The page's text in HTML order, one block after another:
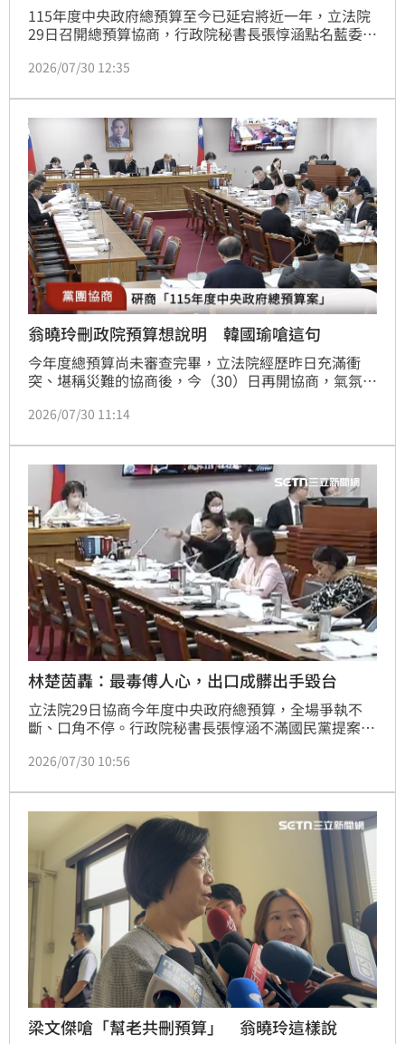
115年度中央政府總預算至今已延宕將近一年，立法院
29日召開總預算協商，行政院秘書長張惇涵點名藍委翁
不滿拍桌甚至當眾飆粗口「他X的」，引爆衝突。對
商過程中爆粗口、辱罵行政團隊，其惡形惡狀，就是不
折不扣的「國會流氓」。
2026/07/30 12:35
翁曉玲刪政院預算想說明 韓國瑜嗆這句
今年度總預算尚未審查完畢，立法院經歷昨日充滿衝
突、堪稱災難的協商後，今（30）日再開協商，氣氛也
行政院「施政及法治業務」預算，翁曉玲則要求發言說
留了，不再發言」。翁曉玲還是想發言，韓國瑜則開嗆
「我們有1千多個案子」，並希望今天以黨團幹部發言
為主。
2026/07/30 11:14
林楚茵轟：最毒傅人心，出口成髒出手毀台
立法院29日協商今年度中央政府總預算，全場爭執不
斷、口角不停。行政院秘書長張惇涵不滿國民黨提案凍
法接受。國民黨團總召傅崐萁竟直接脫口「他X的」，
是在講什麼？」民進黨立委林楚茵開轟，「最毒『傅』
人心，出口成髒出手毀台」。
2026/07/30 10:56
梁文傑嗆「幫老共刪預算」 翁曉玲這樣說